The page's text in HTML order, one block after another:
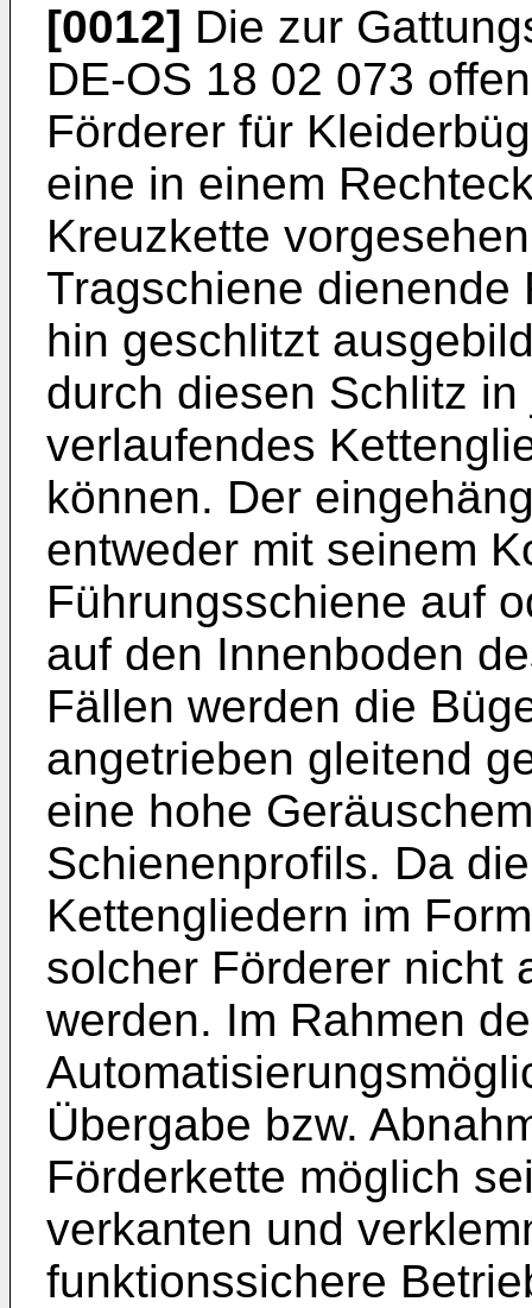
[0012] Die zur
DE-OS 18 02 073
Förderer für
eine in einem
Kreuzkette
Tragschiene
hin geschlitzt
durch diesen Schlitz
verlaufendes
können. Der
entweder mit seinem
Führungsschiene auf
auf den Innenboden
Fällen werden die
angetrieben gleitend
eine hohe
Schienenprofils. Da
Kettengliedern im
solcher Förderer nicht
werden. Im Rahmen
Übergabe bzw.
Förderkette möglich
verkanten und
funktionssichere